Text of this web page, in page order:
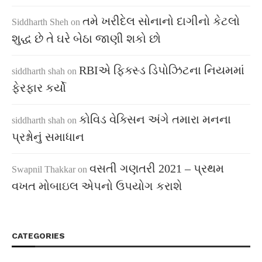
Siddharth Sheh on તમે ખરીદેલ સોનાનો દાગીનો કેટલો
શુદ્ધ છે તે ઘરે બેઠા જાણી શકો છો
siddharth shah on RBIએ ફિક્સ્ડ ડિપોઝિટના નિયમમાં
ફેરફાર કર્યો
siddharth shah on કોવિડ વેક્સિન અંગે તમારા મનના
પ્રશ્નોનું સમાધાન
Swapnil Thakkar on વસતી ગણતરી 2021 – પ્રથમ
વખત મોબાઇલ એપનો ઉપયોગ કરાશે
CATEGORIES